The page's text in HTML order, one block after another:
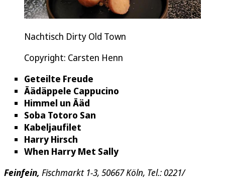
Nachtisch Dirty Old Town
Copyright: Carsten Henn
Geteilte Freude
Äädäppele Cappucino
Himmel un Ääd
Soba Totoro San
Kabeljaufilet
Harry Hirsch
When Harry Met Sally
Feinfein, Fischmarkt 1-3, 50667 Köln, Tel.: 0221/